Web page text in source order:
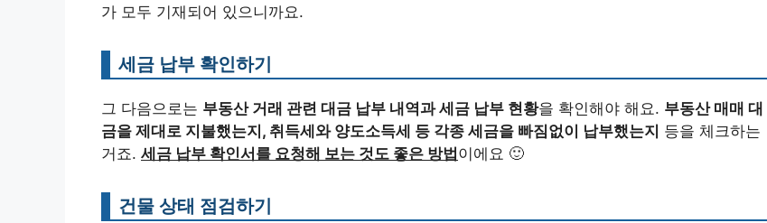
가 모두 기재되어 있으니까요.
세금 납부 확인하기
그 다음으로는 부동산 거래 관련 대금 납부 내역과 세금 납부 현황을 확인해야 해요. 부동산 매매 대
금을 제대로 지불했는지, 취득세와 양도소득세 등 각종 세금을 빠짐없이 납부했는지 등을 체크하는
거죠. 세금 납부 확인서를 요청해 보는 것도 좋은 방법 이에요 🙂
건물 상태 점검하기